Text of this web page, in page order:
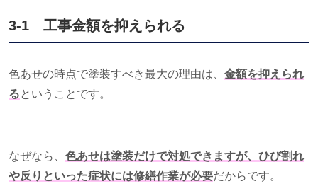
3-1 工事金額を抑えられる
色あせの時点で塗装すべき最大の理由は、 金額を抑えられ
るということです。
なぜなら、 色あせは塗装だけで対処できますが、ひび割れ
や反りといった症状には修繕作業が必要だからです。